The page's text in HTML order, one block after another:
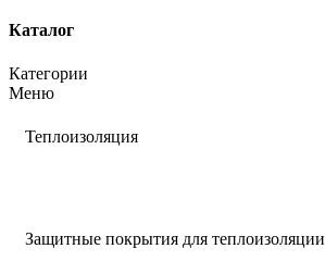
Каталог
Категории
Меню
Теплоизоляция
Защитные покрытия для теплоизоляции